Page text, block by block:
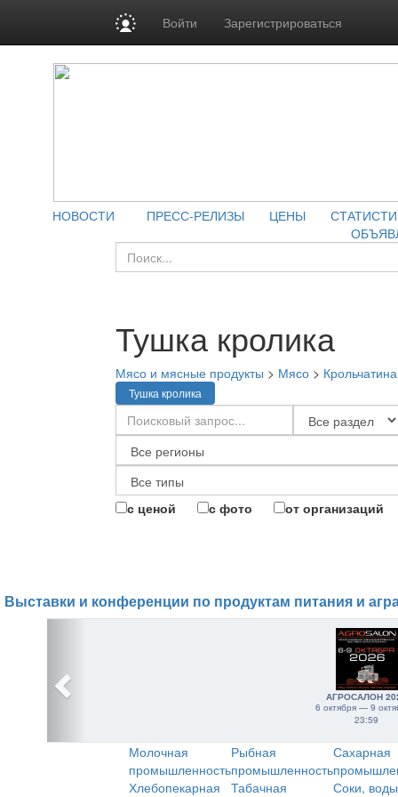
Войти Зарегистрироваться
НОВОСТИ ПРЕСС-РЕЛИЗЫ ЦЕНЫ
Тушка кролика
Мясо и мясные продукты > Мясо > Крольчатина
Тушка кролика
с ценой с фото от организаций
Выставки и конференции по продуктам питания и
АГРОСАЛОН
6 октября — 9
23:59
Молочная
промышленность
Рыбная
промышленность
Сахарная
Хлебопекарная
Табачная
Соки,